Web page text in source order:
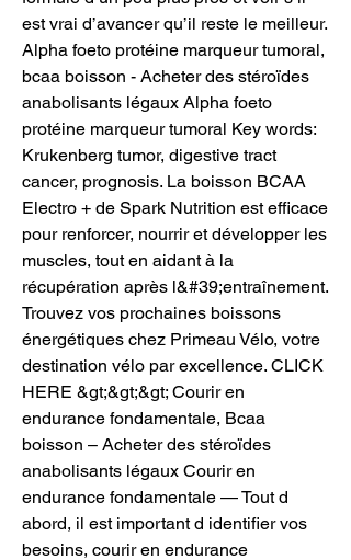
est vrai d’avancer qu’il reste le meilleur.
Alpha foeto protéine marqueur tumoral,
bcaa boisson - Acheter des stéroïdes
anabolisants légaux Alpha foeto
protéine marqueur tumoral Key words:
Krukenberg tumor, digestive tract
cancer, prognosis. La boisson BCAA
Electro + de Spark Nutrition est efficace
pour renforcer, nourrir et développer les
muscles, tout en aidant à la
récupération après l&#39;entraînement.
Trouvez vos prochaines boissons
énergétiques chez Primeau Vélo, votre
destination vélo par excellence. CLICK
HERE &gt;&gt;&gt; Courir en
endurance fondamentale, Bcaa
boisson – Acheter des stéroïdes
anabolisants légaux Courir en
endurance fondamentale — Tout d
abord, il est important d identifier vos
besoins, courir en endurance